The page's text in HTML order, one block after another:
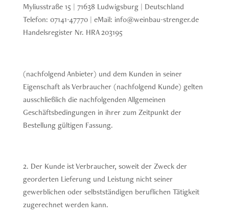
Myliusstraße 15 | 71638 Ludwigsburg | Deutschland
Telefon: 07141-47770 | eMail: info@weinbau-strenger.de
Handelsregister Nr. HRA 203195
(nachfolgend Anbieter) und dem Kunden in seiner
Eigenschaft als Verbraucher (nachfolgend Kunde) gelten
ausschließlich die nachfolgenden Allgemeinen
Geschäftsbedingungen in ihrer zum Zeitpunkt der
Bestellung gültigen Fassung.
2. Der Kunde ist Verbraucher, soweit der Zweck der
georderten Lieferung und Leistung nicht seiner
gewerblichen oder selbstständigen beruflichen Tätigkeit
zugerechnet werden kann.